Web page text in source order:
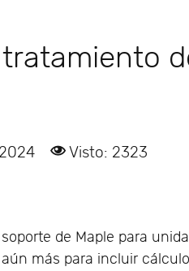
Visto: 2323
de Maple para
más para incluir